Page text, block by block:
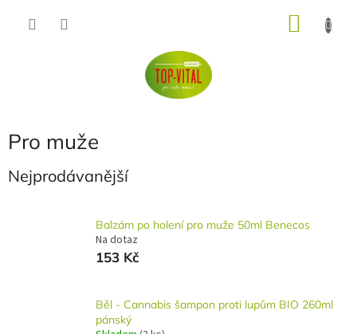
Pro muže
Nejprodávanější
Balzám po holení pro muže 50ml Benecos
Na dotaz
153 Kč
Běl - Cannabis šampon proti lupům BIO 260ml
pánský